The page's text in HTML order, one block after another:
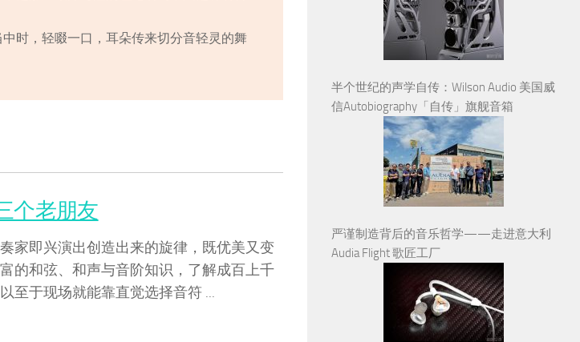
时，轻啜一口，耳朵传来切分音轻灵的舞
个老朋友
家即兴演出创造出来的旋律，既优美又变
的和弦、和声与音阶知识，了解成百上千
至于现场就能靠直觉选择音符 ...
半个世纪的声学自传：Wilson Audio 美国威
信Autobiography「自传」旗舰音箱
严谨制造背后的音乐哲学——走进意大利
Audia Flight 歌匠工厂